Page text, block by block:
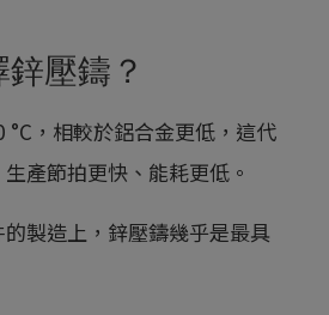
壓鑄？
°C，相較於鋁合金更低，這代
產節拍更快、能耗更低。
製造上，鋅壓鑄幾乎是最具